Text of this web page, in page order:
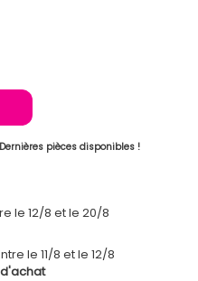
Dernières pièces disponibles !
le 12/8 et le 20/8
le 11/8 et le 12/8